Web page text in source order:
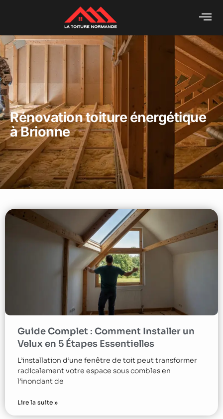
Rénovation toiture énergétique
à Brionne
Guide Complet : Comment Installer un
Velux en 5 Étapes Essentielles
L’installation d’une fenêtre de toit peut transformer
radicalement votre espace sous combles en
l’inondant de
Lire la suite »